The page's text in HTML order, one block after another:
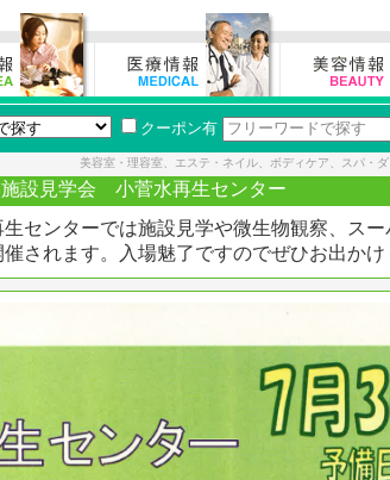
クーポン有
美容室・理容室、エステ・ネイル、ボディケア、スパ・
設見学会 小菅水再生センター
センターでは施設見学や微生物観察、ス
されます。入場魅了ですのでぜひお出かけ